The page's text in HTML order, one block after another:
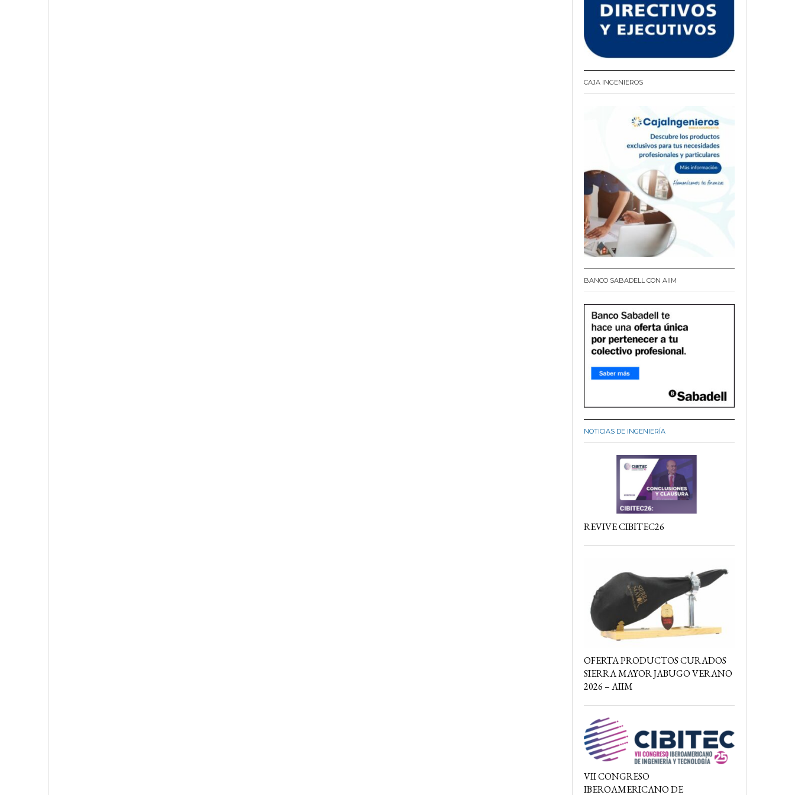
CAJA INGENIEROS
BANCO SABADELL CON AIIM
NOTICIAS DE INGENIERÍA
REVIVE CIBITEC26
OFERTA PRODUCTOS CURADOS
SIERRA MAYOR JABUGO VERANO
2026 – AIIM
VII CONGRESO
IBEROAMERICANO DE